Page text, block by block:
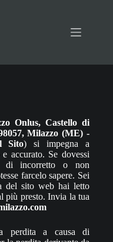
Onlus, Castello di
Milazzo (ME) -
Sito) si impegna a
accurato. Se dovessi
di incorretto o non
farcelo sapere. Sei
del sito web hai letto
più presto. Invia la tua
perdita a causa di